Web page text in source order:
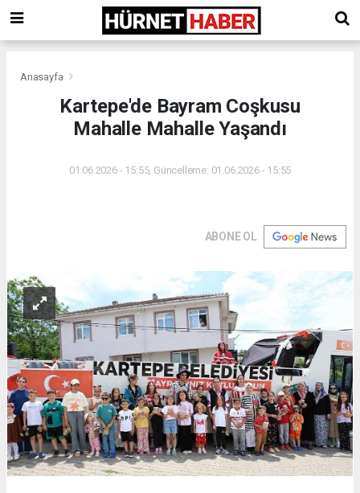
Anasayfa
Kartepe'de Bayram Coşkusu
Mahalle Mahalle Yaşandı
01.06.2026 - 15:55, Güncelleme: 01.06.2026 - 15:55
ABONE OL